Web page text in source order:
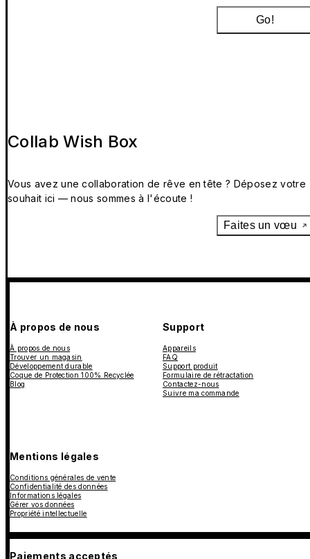
Go!
Collab Wish Box
Vous avez une collaboration de rêve en tête ? Déposez votre
souhait ici — nous sommes à l'écoute !
Faites un vœu
À propos de nous
À propos de nous
Trouver un magasin
Développement durable
Coque de Protection 100% Recyclée
Blog
Support
Appareils
FAQ
Support produit
Formulaire de rétractation
Contactez-nous
Suivre ma commande
Mentions légales
Conditions générales de vente
Confidentialité des données
Informations légales
Gérer vos données
Propriété intellectuelle
Paiements acceptés